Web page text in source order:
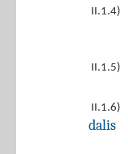
II.1.4)
II.1.5)
II.1.6)
dalis